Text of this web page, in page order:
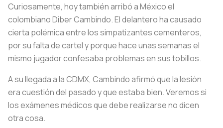
Curiosamente, hoy también arribó a México el
colombiano Diber Cambindo. El delantero ha causado
cierta polémica entre los simpatizantes cementeros,
por su falta de cartel y porque hace unas semanas el
mismo jugador confesaba problemas en sus tobillos.
A su llegada a la CDMX, Cambindo afirmó que la lesión
era cuestión del pasado y que estaba bien. Veremos si
los exámenes médicos que debe realizarse no dicen
otra cosa.